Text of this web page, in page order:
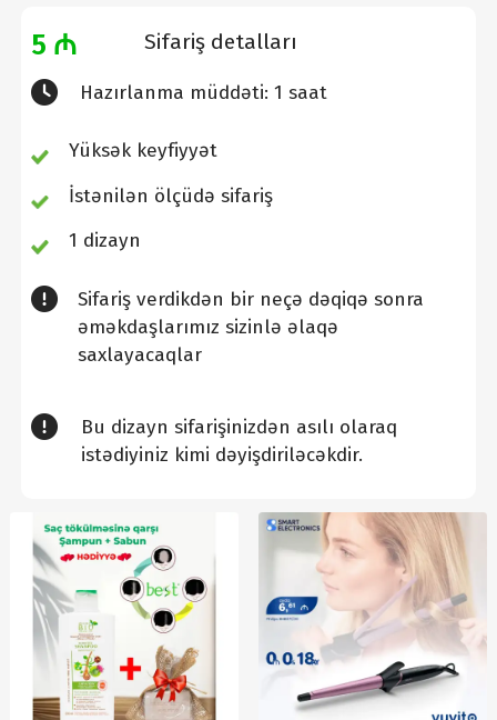
5 ₼ Sifariş detalları
Hazırlanma müddəti: 1 saat
Yüksək keyfiyyət
İstənilən ölçüdə sifariş
1 dizayn
Sifariş verdikdən bir neçə dəqiqə sonra
əməkdaşlarımız sizinlə əlaqə
saxlayacaqlar
Bu dizayn sifarişinizdən asılı olaraq
istədiyiniz kimi dəyişdiriləcəkdir.